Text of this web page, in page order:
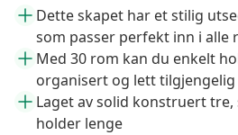
Dette skapet har et stilig
som passer perfekt inn i alle
Med 30 rom kan du enkelt
organisert og lett tilgjengelig
Laget av solid konstruert
holder lenge